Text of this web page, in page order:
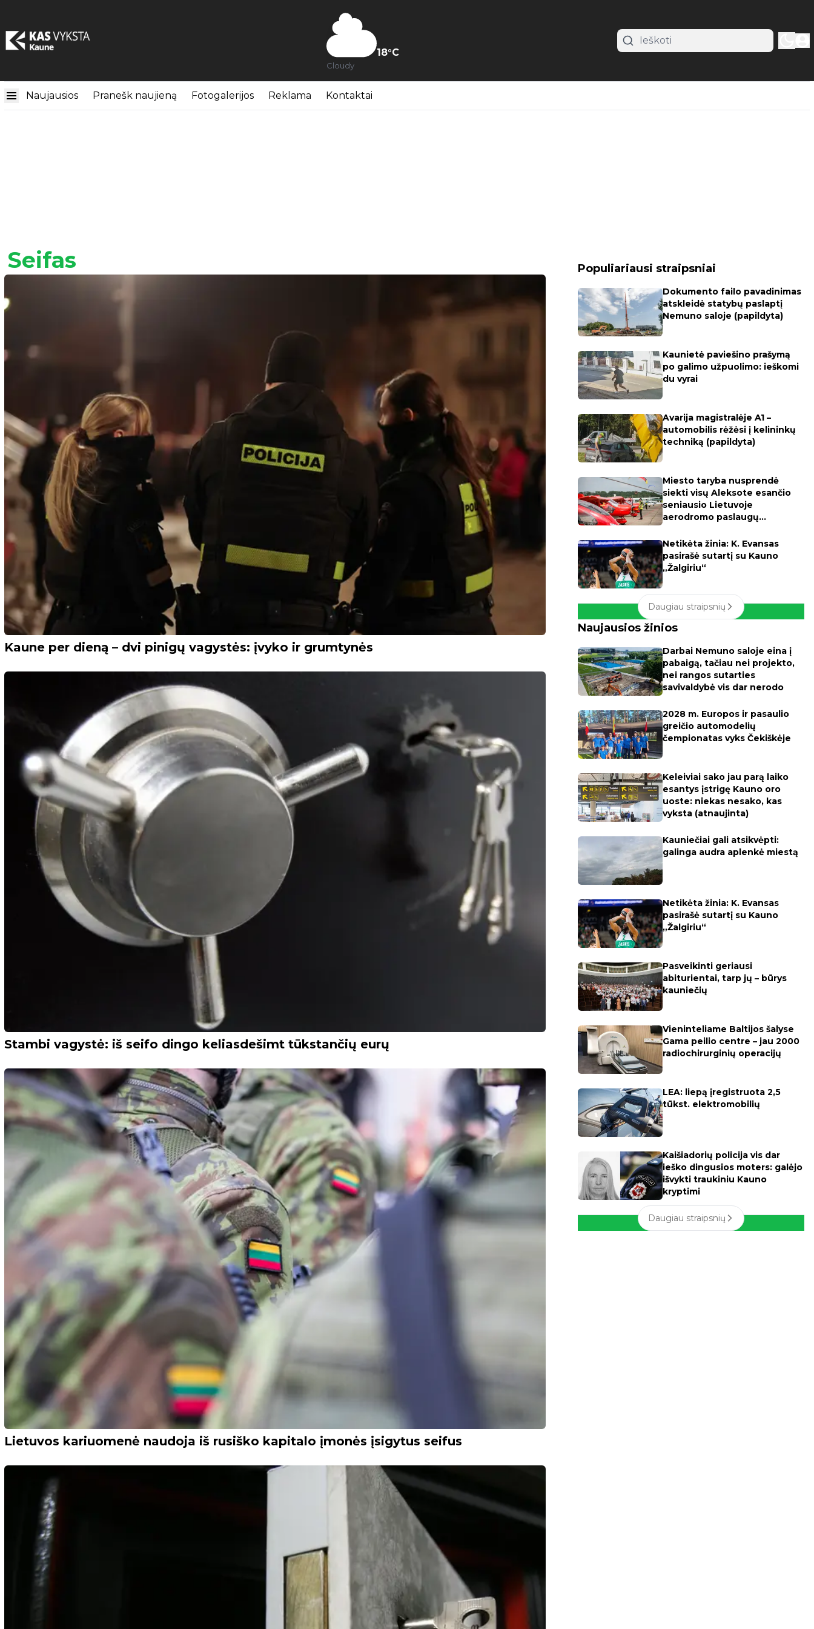
18°C
Cloudy
Naujausios Pranešk naujieną Fotogalerijos Reklama Kontaktai
Seifas
Kaune per dieną – dvi pinigų vagystės: įvyko ir grumtynės
Stambi vagystė: iš seifo dingo keliasdešimt tūkstančių eurų
Lietuvos kariuomenė naudoja iš rusiško kapitalo įmonės įsigytus seifus
Populiariausi straipsniai
Dokumento failo pavadinimas
atskleidė statybų paslaptį
Nemuno saloje (papildyta)
Kaunietė paviešino prašymą
po galimo užpuolimo: ieškomi
du vyrai
Avarija magistralėje A1 –
automobilis rėžėsi į kelininkų
techniką (papildyta)
Miesto taryba nusprendė
siekti visų Aleksote esančio
seniausio Lietuvoje
aerodromo paslaugų
Netikėta žinia: K. Evansas
pasirašė sutartį su Kauno
„Žalgiriu“
Daugiau straipsnių
Naujausios žinios
Darbai Nemuno saloje eina į
pabaigą, tačiau nei projekto,
nei rangos sutarties
savivaldybė vis dar nerodo
2028 m. Europos ir pasaulio
greičio automodelių
čempionatas vyks Čekiškėje
Keleiviai sako jau parą laiko
esantys įstrigę Kauno oro
uoste: niekas nesako, kas
vyksta (atnaujinta)
Kauniečiai gali atsikvėpti:
galinga audra aplenkė miestą
Netikėta žinia: K. Evansas
pasirašė sutartį su Kauno
„Žalgiriu“
Pasveikinti geriausi
abiturientai, tarp jų – būrys
kauniečių
Vieninteliame Baltijos šalyse
Gama peilio centre – jau 2000
radiochirurginių operacijų
LEA: liepą įregistruota 2,5
tūkst. elektromobilių
Kaišiadorių policija vis dar
ieško dingusios moters: galėjo
išvykti traukiniu Kauno
kryptimi
Daugiau straipsnių